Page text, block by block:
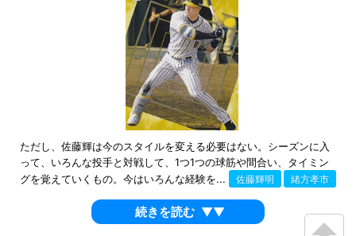
ただし、佐藤輝は今のスタイルを変える必要はない。シーズンに入
って、いろんな投手と対戦して、1つ1つの球筋や間合い、タイミン
グを覚えていくもの。今はいろんな経験を...
佐藤輝明 緒方孝市
続きを読む ▼▼